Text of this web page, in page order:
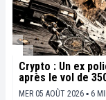
Crypto : Un ex
après le vol de
MER 05 AOÛT 2026 ▪ 6